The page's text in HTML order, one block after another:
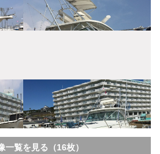
一覧を見る（16枚）